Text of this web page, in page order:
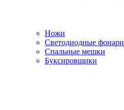
Ножи
Светодиодные фонари
Спальные мешки
Буксировщики